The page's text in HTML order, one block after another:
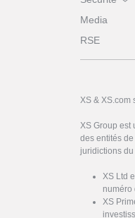
Media
RSE
XS & XS.com
XS Group est
des entités
juridictions
XS Ltd
numéro
XS